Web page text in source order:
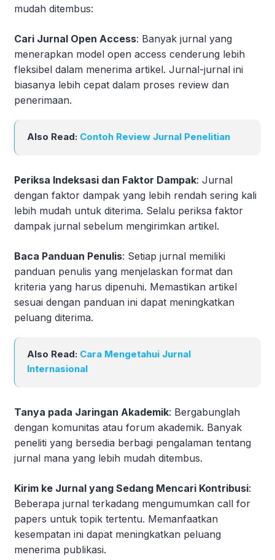
mudah ditembus:
Cari Jurnal Open Access: Banyak jurnal yang
menerapkan model open access cenderung lebih
fleksibel dalam menerima artikel. Jurnal-jurnal ini
biasanya lebih cepat dalam proses review dan
penerimaan.
Also Read: Contoh Review Jurnal Penelitian
Periksa Indeksasi dan Faktor Dampak: Jurnal
dengan faktor dampak yang lebih rendah sering kali
lebih mudah untuk diterima. Selalu periksa faktor
dampak jurnal sebelum mengirimkan artikel.
Baca Panduan Penulis: Setiap jurnal memiliki
panduan penulis yang menjelaskan format dan
kriteria yang harus dipenuhi. Memastikan artikel
sesuai dengan panduan ini dapat meningkatkan
peluang diterima.
Also Read: Cara Mengetahui Jurnal
Internasional
Tanya pada Jaringan Akademik: Bergabunglah
dengan komunitas atau forum akademik. Banyak
peneliti yang bersedia berbagi pengalaman tentang
jurnal mana yang lebih mudah ditembus.
Kirim ke Jurnal yang Sedang Mencari Kontribusi:
Beberapa jurnal terkadang mengumumkan call for
papers untuk topik tertentu. Memanfaatkan
kesempatan ini dapat meningkatkan peluang
menerima publikasi.